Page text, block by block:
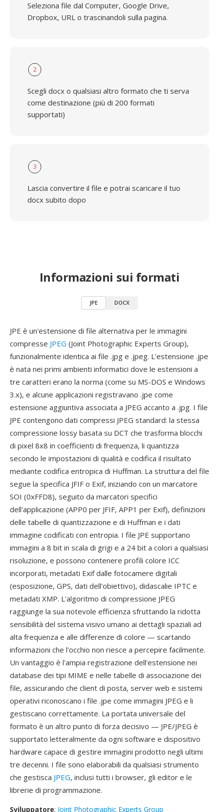
Seleziona file dal Computer, Google Drive,
Dropbox, URL o trascinandoli sulla pagina.
2
Scegli docx o qualsiasi altro formato che ti serva
come destinazione (più di 200 formati
supportati)
3
Lascia convertire il file e potrai scaricare il tuo
docx subito dopo
Informazioni sui formati
JPE DOCX
JPE è un'estensione di file alternativa per le immagini
compresse JPEG (Joint Photographic Experts Group),
funzionalmente identica ai file .jpg e .jpeg. L'estensione .jpe
è nata nei primi ambienti informatici dove le estensioni a
tre caratteri erano la norma (come su MS-DOS e Windows
3.x), e alcune applicazioni registravano .jpe come
estensione aggiuntiva associata a JPEG accanto a .jpg. I file
JPE contengono dati compressi JPEG standard: la stessa
compressione lossy basata su DCT che trasforma blocchi
di pixel 8x8 in coefficienti di frequenza, li quantizza
secondo le impostazioni di qualità e codifica il risultato
mediante codifica entropica di Huffman. La struttura del file
segue la specifica JFIF o Exif, iniziando con un marcatore
SOI (0xFFD8), seguito da marcatori specifici
dell'applicazione (APP0 per JFIF, APP1 per Exif), definizioni
delle tabelle di quantizzazione e di Huffman e i dati
immagine codificati con entropia. I file JPE supportano
immagini a 8 bit in scala di grigi e a 24 bit a colori a qualsiasi
risoluzione, e possono contenere profili colore ICC
incorporati, metadati Exif dalle fotocamere digitali
(esposizione, GPS, dati dell'obiettivo), didascalie IPTC e
metadati XMP. L'algoritmo di compressione JPEG
raggiunge la sua notevole efficienza sfruttando la ridotta
sensibilità del sistema visivo umano ai dettagli spaziali ad
alta frequenza e alle differenze di colore — scartando
informazioni che l'occhio non riesce a percepire facilmente.
Un vantaggio è l'ampia registrazione dell'estensione nei
database dei tipi MIME e nelle tabelle di associazione dei
file, assicurando che client di posta, server web e sistemi
operativi riconoscano i file .jpe come immagini JPEG e li
gestiscano correttamente. La portata universale del
formato è un altro punto di forza decisivo — JPE/JPEG è
supportato letteralmente da ogni software e dispositivo
hardware capace di gestire immagini prodotto negli ultimi
tre decenni. I file sono elaborabili da qualsiasi strumento
che gestisca JPEG, inclusi tutti i browser, gli editor e le
librerie di programmazione.
Sviluppatore: Joint Photographic Experts Group